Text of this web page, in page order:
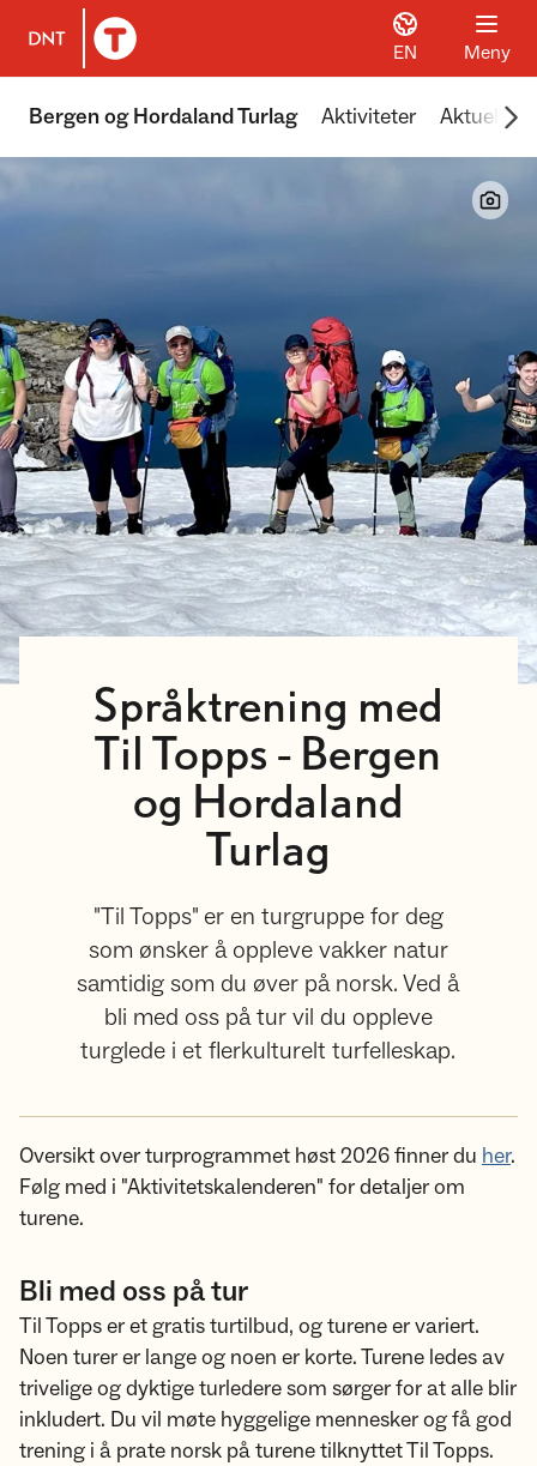
Til DNT.no forside
EN Meny
Bergen og Hordaland Turlag Aktiviteter Aktuelt
Språktrening med
Til Topps - Bergen
og Hordaland
Turlag
"Til Topps" er en turgruppe for deg
som ønsker å oppleve vakker natur
samtidig som du øver på norsk. Ved å
bli med oss på tur vil du oppleve
turglede i et flerkulturelt turfelleskap.
Oversikt over turprogrammet høst 2026 finner du her.
Følg med i "Aktivitetskalenderen" for detaljer om
turene.
Bli med oss på tur
Til Topps er et gratis turtilbud, og turene er variert.
Noen turer er lange og noen er korte. Turene ledes av
trivelige og dyktige turledere som sørger for at alle blir
inkludert. Du vil møte hyggelige mennesker og få god
trening i å prate norsk på turene tilknyttet Til Topps.